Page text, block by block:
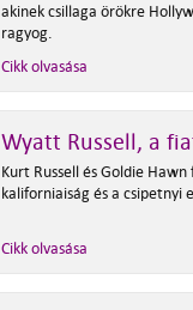
akinek csillaga örökre
ragyog.
Cikk olvasása
Wyatt Russell, a
Kurt Russell és Goldie
kaliforniaiság és a csipetnyi
Cikk olvasása